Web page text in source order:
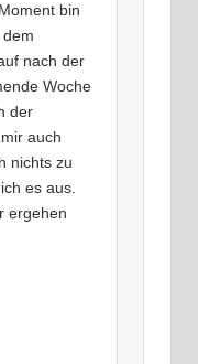
bin
nach der
Woche
der
auch
nichts zu
es aus.
ergehen